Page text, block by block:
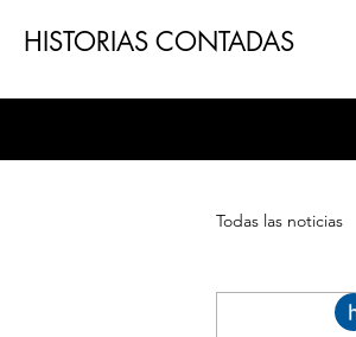
HISTORIAS CONTADAS
Todas las noticias